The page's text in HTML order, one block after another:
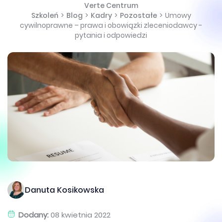
Verte Centrum
Szkoleń > Blog > Kadry > Pozostałe > Umowy
cywilnoprawne – prawa i obowiązki zleceniodawcy -
pytania i odpowiedzi
Danuta Kosikowska
Dodany:08 kwietnia 2022